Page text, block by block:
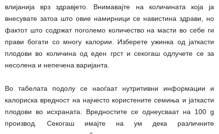
влијанија врз здравјето. Внимавајте на количината која ја
внесувате затоа што овие намирници се навистина здрави, но
фактот што содржат поголемо количество на масти во себе ги
прави богати со многу калории. Изберете ужинка од јаткасти
плодови во количина од еден грст и секогаш одлучете се за
несолена и непечена варијанта.
Во табелата подолу се наоѓаат нутритивни информации и
калориска вредност на најчесто користените семиња и јаткасти
плодови во исхраната. Вредностите се однеусваат на 100 g
производ. Секогаш имајте на ум дека различните